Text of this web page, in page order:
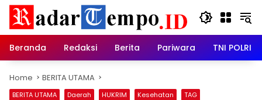
Skip
content
Beranda
Redaksi Berita Pariwara TNI POLRI
Home BERITA UTAMA
BERITA UTAMA Daerah HUKRIM Kesehatan TAG